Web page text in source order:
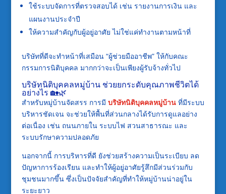
ใช้ระบบจัดการที่ตรวจสอบได้ เช่น รายงานการเงิน และ
แผนงานประจำปี
ให้ความสำคัญกับผู้อยู่อาศัย ไม่ใช่แค่ทำงานตามหน้าที่
บริษัทที่ดีจะทำหน้าที่เสมือน “ผู้ช่วยมืออาชีพ” ให้กับคณะ
กรรมการนิติบุคคล มากกว่าจะเป็นเพียงผู้รับจ้างทั่วไป
บริษัทนิติบุคคลหมู่บ้าน ช่วยยกระดับคุณภาพชีวิตได้
อย่างไร 🏡🌿
สำหรับหมู่บ้านจัดสรร การมี บริษัทนิติบุคคลหมู่บ้านที่มีระบบ
บริหารชัดเจน จะช่วยให้พื้นที่ส่วนกลางได้รับการดูแลอย่าง
ต่อเนื่อง เช่น ถนนภายใน ระบบไฟ สวนสาธารณะ และ
ระบบรักษาความปลอดภัย
นอกจากนี้ การบริหารที่ดี ยังช่วยสร้างความเป็นระเบียบ ลด
ปัญหาการร้องเรียน และทำให้ผู้อยู่อาศัยรู้สึกมีส่วนร่วมกับ
ชุมชนมากขึ้น ซึ่งเป็นปัจจัยสำคัญที่ทำให้หมู่บ้านน่าอยู่ใน
ระยะยาว